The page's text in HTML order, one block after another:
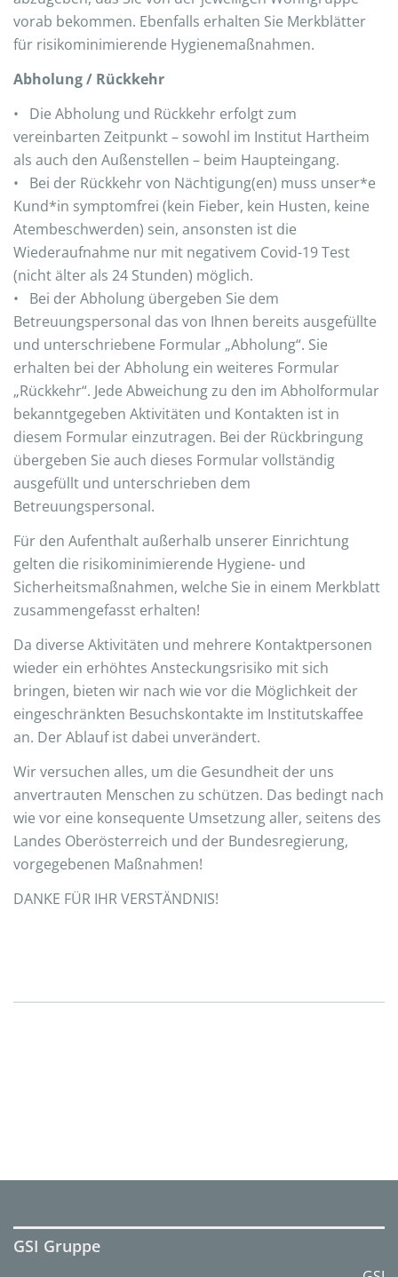
vorab bekommen. Ebenfalls erhalten Sie Merkblätter
für risikominimierende Hygienemaßnahmen.
Abholung / Rückkehr
• Die Abholung und Rückkehr erfolgt zum
vereinbarten Zeitpunkt – sowohl im Institut Hartheim
als auch den Außenstellen – beim Haupteingang.
• Bei der Rückkehr von Nächtigung(en) muss unser*e
Kund*in symptomfrei (kein Fieber, kein Husten, keine
Atembeschwerden) sein, ansonsten ist die
Wiederaufnahme nur mit negativem Covid-19 Test
(nicht älter als 24 Stunden) möglich.
• Bei der Abholung übergeben Sie dem
Betreuungspersonal das von Ihnen bereits ausgefüllte
und unterschriebene Formular „Abholung“. Sie
erhalten bei der Abholung ein weiteres Formular
„Rückkehr“. Jede Abweichung zu den im Abholformular
bekanntgegeben Aktivitäten und Kontakten ist in
diesem Formular einzutragen. Bei der Rückbringung
übergeben Sie auch dieses Formular vollständig
ausgefüllt und unterschrieben dem
Betreuungspersonal.
Für den Aufenthalt außerhalb unserer Einrichtung
gelten die risikominimierende Hygiene- und
Sicherheitsmaßnahmen, welche Sie in einem Merkblatt
zusammengefasst erhalten!
Da diverse Aktivitäten und mehrere Kontaktpersonen
wieder ein erhöhtes Ansteckungsrisiko mit sich
bringen, bieten wir nach wie vor die Möglichkeit der
eingeschränkten Besuchskontakte im Institutskaffee
an. Der Ablauf ist dabei unverändert.
Wir versuchen alles, um die Gesundheit der uns
anvertrauten Menschen zu schützen. Das bedingt nach
wie vor eine konsequente Umsetzung aller, seitens des
Landes Oberösterreich und der Bundesregierung,
vorgegebenen Maßnahmen!
DANKE FÜR IHR VERSTÄNDNIS!
GSI Gruppe